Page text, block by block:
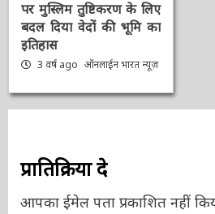
#Sengol : स्वतंत्रता का
प्रतीक ‘सेंगोल’, संविधान में
श्रीराम-श्रीकृष्ण विराजमान,
पर मुस्लिम तुष्टिकरण के
का इतिहास